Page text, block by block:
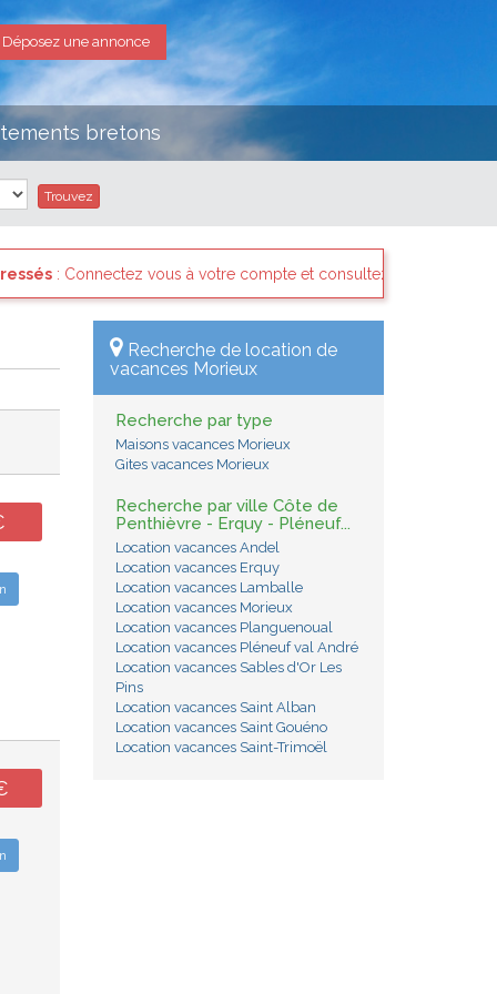
une annonce
bretons
et consultez les "Messages des internautes pressés" il y a
Recherche de location de
vacances Morieux
Recherche par type
Maisons vacances Morieux
Gites vacances Morieux
Recherche par ville Côte de
Penthièvre - Erquy - Pléneuf...
Location vacances Andel
Location vacances Erquy
Location vacances Lamballe
Location vacances Morieux
Location vacances Planguenoual
Location vacances Pléneuf val André
Location vacances Sables d'Or Les
Pins
Location vacances Saint Alban
Location vacances Saint Gouéno
Location vacances Saint-Trimoël